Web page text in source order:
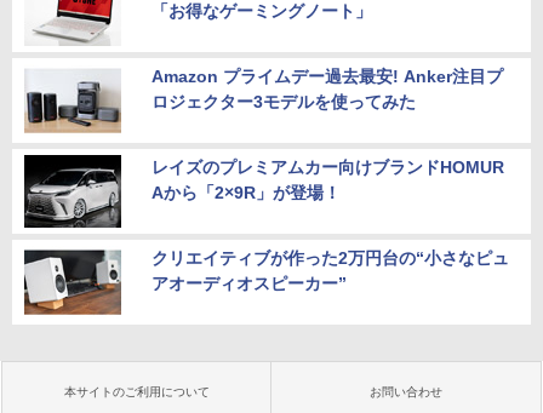
「お得なゲーミングノート」
Amazon プライムデー過去最安! Anker注目プ
ロジェクター3モデルを使ってみた
レイズのプレミアムカー向けブランドHOMUR
Aから「2×9R」が登場！
クリエイティブが作った2万円台の“小さなピュ
アオーディオスピーカー”
本サイトのご利用について お問い合わせ